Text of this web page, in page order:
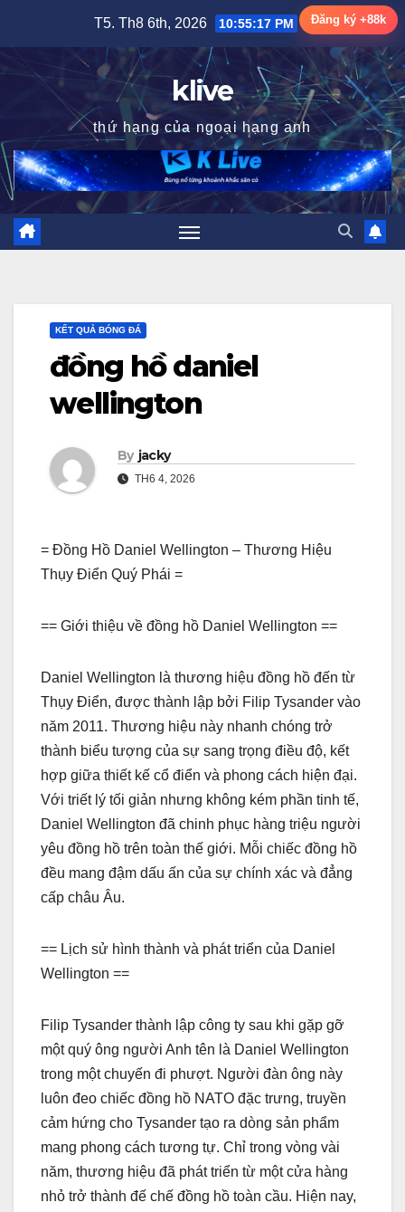
content
T5. Th8 6th, 2026 10:55:18 PM
klive
thứ hạng của ngoại hạng anh
KẾT QUẢ BÓNG ĐÁ
đồng hồ daniel
wellington
By jacky
TH6 4, 2026
= Đồng Hồ Daniel Wellington – Thương Hiệu
Thụy Điển Quý Phái =
== Giới thiệu về đồng hồ Daniel Wellington ==
Daniel Wellington là thương hiệu đồng hồ đến từ
Thụy Điển, được thành lập bởi Filip Tysander vào
năm 2011. Thương hiệu này nhanh chóng trở
thành biểu tượng của sự sang trọng điều độ, kết
hợp giữa thiết kế cổ điển và phong cách hiện đại.
Với triết lý tối giản nhưng không kém phần tinh tế,
Daniel Wellington đã chinh phục hàng triệu người
yêu đồng hồ trên toàn thế giới. Mỗi chiếc đồng hồ
đều mang đậm dấu ấn của sự chính xác và đẳng
cấp châu Âu.
== Lịch sử hình thành và phát triển của Daniel
Wellington ==
Filip Tysander thành lập công ty sau khi gặp gỡ
một quý ông người Anh tên là Daniel Wellington
trong một chuyến đi phượt. Người đàn ông này
luôn đeo chiếc đồng hồ NATO đặc trưng, truyền
cảm hứng cho Tysander tạo ra dòng sản phẩm
mang phong cách tương tự. Chỉ trong vòng vài
năm, thương hiệu đã phát triển từ một cửa hàng
nhỏ trở thành đế chế đồng hồ toàn cầu. Hiện nay,
Đăng ký +88k